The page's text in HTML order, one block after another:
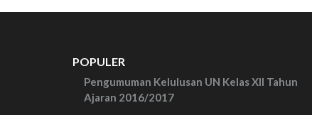
POPULER
Pengumuman Kelulusan UN Kelas XII Tahun
Ajaran 2016/2017